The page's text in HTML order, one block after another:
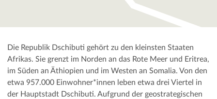
Die Republik Dschibuti gehört zu den kleinsten Staaten
Afrikas. Sie grenzt im Norden an das Rote Meer und Eritrea,
im Süden an Äthiopien und im Westen an Somalia. Von den
etwa 957.000 Einwohner*innen leben etwa drei Viertel in
der Hauptstadt Dschibuti. Aufgrund der geostrategischen